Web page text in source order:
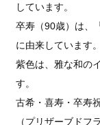
しています。
卒寿（90歳）は、
に由来しています。
紫色は、雅な和の
す。
古希・喜寿・卒寿
（プリザーブドフ